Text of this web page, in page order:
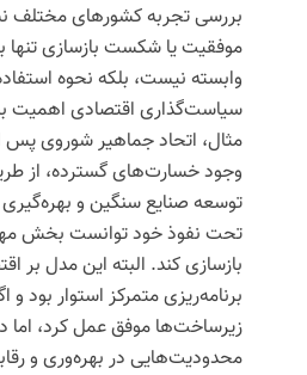
بررسی تجربه کشورهای مختلف
موفقیت یا شکست بازسازی تنها
وابسته نیست، بلکه نحوه
سیاست‌گذاری اقتصادی اهمیت
مثال، اتحاد جماهیر شورویپس
وجود خسارت‌های گسترده، از
توسعه صنایع سنگین و
تحت نفوذ خود توانست بخش
بازسازی کند. البته این مدل بر
برنامه‌ریزی متمرکز استوار بود و
زیرساخت‌ها موفق عمل کرد، اما
محدودیت‌هایی در بهره‌وری و